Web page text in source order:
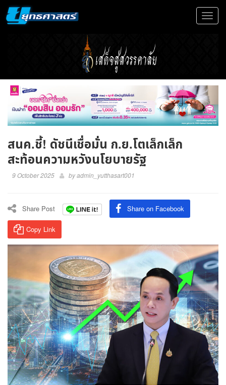
Toggle
สนค.ชี้! ดัชนีเชื่อมั่น ก.ย.โตเล็กเล็ก
สะท้อนความหวังนโยบายรัฐ
9 October 2025 byadmin_yutthasart001
Share Post Share on Facebook
Copy Link